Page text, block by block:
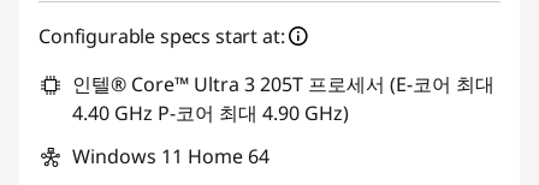
Configurable specs start at:
인텔® Core™ Ultra 3 205T 프로세서 (E-코어 최대
4.40 GHz P-코어 최대 4.90 GHz)
Windows 11 Home 64